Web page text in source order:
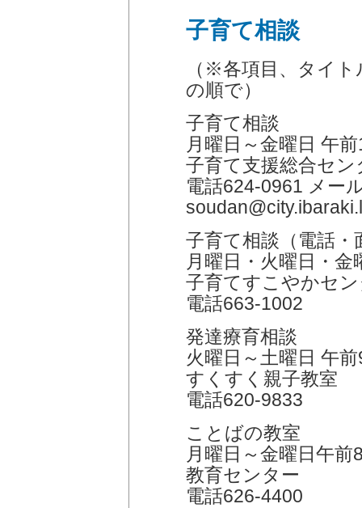
子育て相談
（※各項目、タイ
の順で）
子育て相談
月曜日～金曜日 午
子育て支援総合セ
電話624-0961 メー
子育て相談（電話・
月曜日・火曜日・
子育てすこやかセ
電話663-1002
発達療育相談
火曜日～土曜日 午
すくすく親子教室
電話620-9833
ことばの教室
月曜日～金曜日午
教育センター
電話626-4400